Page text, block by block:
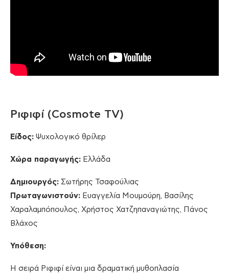
Ριφιφί (Cosmote TV)
Είδος: Ψυχολογικό θρίλερ
Χώρα παραγωγής: Ελλάδα
Δημιουργός: Σωτήρης Τσαφούλιας
Πρωταγωνιστούν: Ευαγγελία Μουμούρη, Βασίλης
Χαραλαμπόπουλος, Χρήστος Χατζηπαναγιώτης, Πάνος
Βλάχος
Υπόθεση:
Η σειρά Ριφιφί είναι μια δραματική μυθοπλασία